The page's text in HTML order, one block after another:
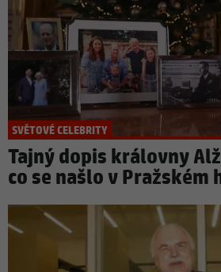
SVĚTOVÉ CELEBRITY
Tajný dopis královny
co se našlo v Pražském